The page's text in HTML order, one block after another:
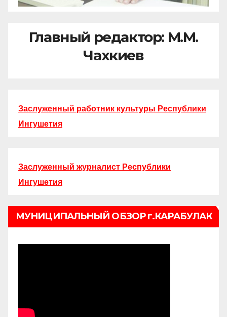
Главный редактор: М.М.
Чахкиев
Заслуженный работник культуры Республики
Ингушетия
Заслуженный журналист Республики
Ингушетия
МУНИЦИПАЛЬНЫЙ ОБЗОР г.КАРАБУЛАК